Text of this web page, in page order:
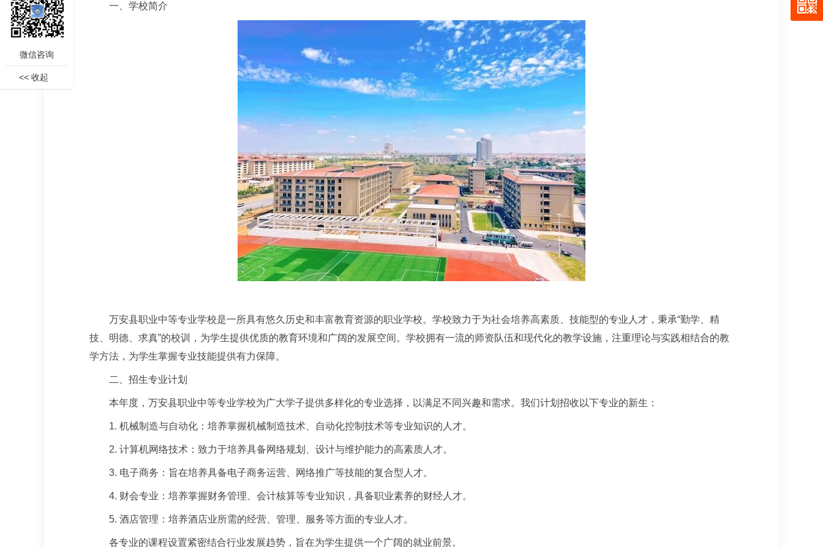
一、学校简介
万安县职业中等专业学校是一所具有悠久历史和丰富教育资源的职业学校。学校致力于为社会培养高素质、技能型的专业人才，秉承“勤学、精
技、明德、求真”的校训，为学生提供优质的教育环境和广阔的发展空间。学校拥有一流的师资队伍和现代化的教学设施，注重理论与实践相结合的教
学方法，为学生掌握专业技能提供有力保障。
二、招生专业计划
本年度，万安县职业中等专业学校为广大学子提供多样化的专业选择，以满足不同兴趣和需求。我们计划招收以下专业的新生：
1. 机械制造与自动化：培养掌握机械制造技术、自动化控制技术等专业知识的人才。
2. 计算机网络技术：致力于培养具备网络规划、设计与维护能力的高素质人才。
3. 电子商务：旨在培养具备电子商务运营、网络推广等技能的复合型人才。
4. 财会专业：培养掌握财务管理、会计核算等专业知识，具备职业素养的财经人才。
5. 酒店管理：培养酒店业所需的经营、管理、服务等方面的专业人才。
各专业的课程设置紧密结合行业发展趋势，旨在为学生提供一个广阔的就业前景。
微信咨询
<< 收起